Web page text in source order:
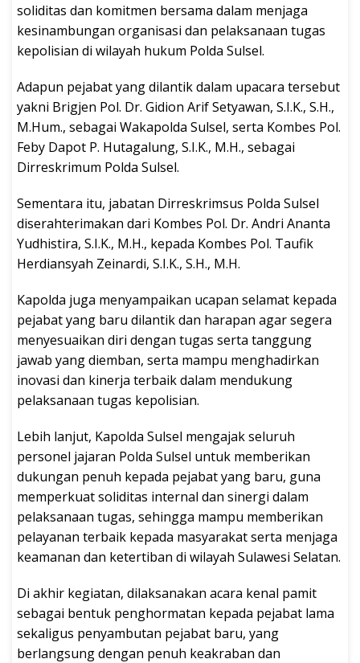
soliditas dan komitmen bersama dalam menjaga
kesinambungan organisasi dan pelaksanaan tugas
kepolisian di wilayah hukum Polda Sulsel.
Adapun pejabat yang dilantik dalam upacara tersebut
yakni Brigjen Pol. Dr. Gidion Arif Setyawan, S.I.K., S.H.,
M.Hum., sebagai Wakapolda Sulsel, serta Kombes Pol.
Feby Dapot P. Hutagalung, S.I.K., M.H., sebagai
Dirreskrimum Polda Sulsel.
Sementara itu, jabatan Dirreskrimsus Polda Sulsel
diserahterimakan dari Kombes Pol. Dr. Andri Ananta
Yudhistira, S.I.K., M.H., kepada Kombes Pol. Taufik
Herdiansyah Zeinardi, S.I.K., S.H., M.H.
Kapolda juga menyampaikan ucapan selamat kepada
pejabat yang baru dilantik dan harapan agar segera
menyesuaikan diri dengan tugas serta tanggung
jawab yang diemban, serta mampu menghadirkan
inovasi dan kinerja terbaik dalam mendukung
pelaksanaan tugas kepolisian.
Lebih lanjut, Kapolda Sulsel mengajak seluruh
personel jajaran Polda Sulsel untuk memberikan
dukungan penuh kepada pejabat yang baru, guna
memperkuat soliditas internal dan sinergi dalam
pelaksanaan tugas, sehingga mampu memberikan
pelayanan terbaik kepada masyarakat serta menjaga
keamanan dan ketertiban di wilayah Sulawesi Selatan.
Di akhir kegiatan, dilaksanakan acara kenal pamit
sebagai bentuk penghormatan kepada pejabat lama
sekaligus penyambutan pejabat baru, yang
berlangsung dengan penuh keakraban dan